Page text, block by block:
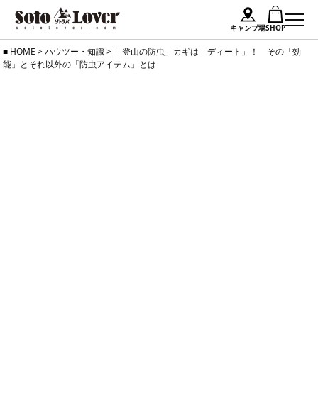
キャンプ場SHOP
Skip
to
HOME >ハウツー・知識> 「登山の防虫」カギは「ディート」！ その「効
能」とそれ以外の「防虫アイテム」とは